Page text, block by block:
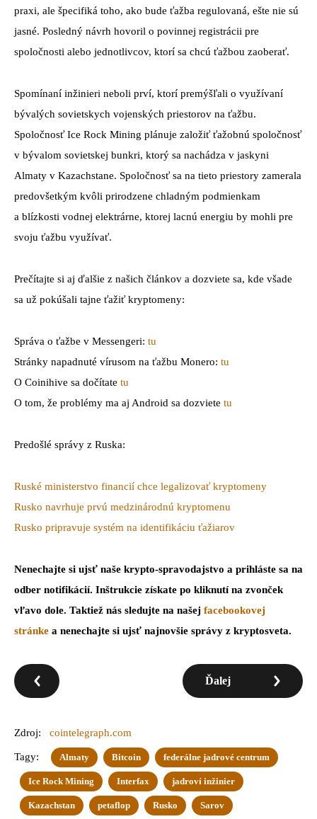
praxi, ale špecifiká toho, ako bude ťažba regulovaná, ešte nie sú
jasné. Posledný návrh hovoril o povinnej registrácii pre
spoločnosti alebo jednotlivcov, ktorí sa chcú ťažbou zaoberať.
Spomínaní inžinieri neboli prví, ktorí premýšľali o využívaní
bývalých sovietskych vojenských priestorov na ťažbu.
Spoločnosť Ice Rock Mining plánuje založiť ťažobnú spoločnosť
v bývalom sovietskej bunkri, ktorý sa nachádza v jaskyni
Almaty v Kazachstane. Spoločnosť sa na tieto priestory zamerala
predovšetkým kvôli prirodzene chladným podmienkam
a blízkosti vodnej elektrárne, ktorej lacnú energiu by mohli pre
svoju ťažbu využívať.
Prečítajte si aj ďalšie z našich článkov a dozviete sa, kde všade
sa už pokúšali tajne ťažiť kryptomeny:
Správa o ťažbe v Messengeri: tu
Stránky napadnuté vírusom na ťažbu Monero: tu
O Coinihive sa dočítate tu
O tom, že problémy ma aj Android sa dozviete tu
Predošlé správy z Ruska:
Ruské ministerstvo financií chce legalizovať kryptomeny
Rusko navrhuje prvú medzinárodnú kryptomenu
Rusko pripravuje systém na identifikáciu ťažiarov
Nenechajte si ujsť naše krypto-spravodajstvo a prihláste sa na
odber notifikácií. Inštrukcie získate po kliknutí na zvonček
vľavo dole. Taktiež nás sledujte na našej facebookovej
stránke a nenechajte si ujsť najnovšie správy z kryptosveta.
Ďalej
Zdroj: cointelegraph.com
Tagy: Almaty Bitcoin federálne jadrové centrum
Ice Rock Mining Interfax jadroví inžinier
Kazachstan petaflop Rusko Sarov